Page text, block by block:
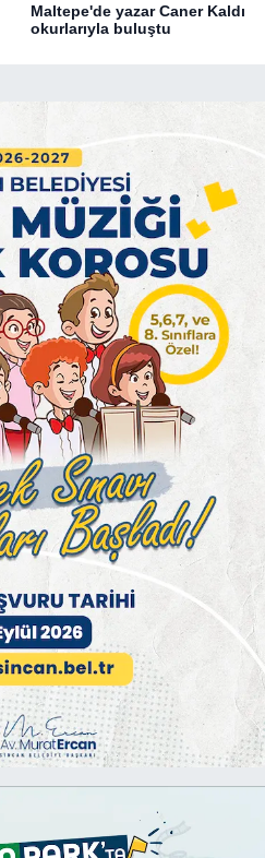
Maltepe'de yazar Caner Kaldı
okurlarıyla buluştu